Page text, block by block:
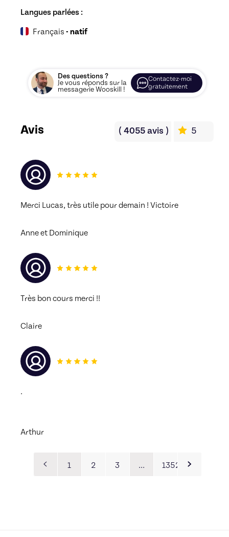
Langues parlées :
Français - natif
Des questions ?
Je vous réponds sur la
messagerie Wooskill !
Contactez-moi
gratuitement
Avis ( 4055avis ) 5
Merci Lucas, très utile pour demain ! Victoire
Anne et Dominique
Très bon cours merci !!
Claire
.
Arthur
1 2 3 … 1352